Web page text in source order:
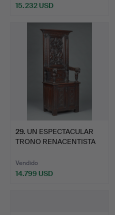
15.232 USD
seleccionado
29. UN ESPECTACULAR
TRONO RENACENTISTA
Vendido
14.799 USD